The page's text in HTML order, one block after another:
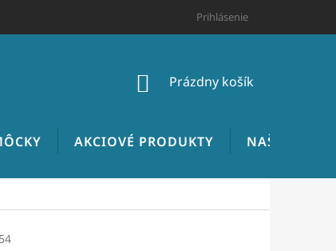
CENNÍK INŠTALATÉRSKYCH PRÁC
Prihlásenie
NÁKUPNÝ
Prázdny košík
AKCIOVÉ PRODUKTY NAŠE